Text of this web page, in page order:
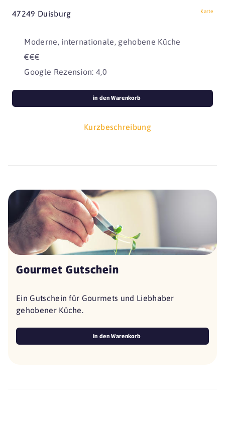
47249 Duisburg Karte
Moderne, internationale, gehobene Küche
€€€
Google Rezension: 4,0
Kurzbeschreibung
in den Warenkorb
Gourmet Gutschein
Ein Gutschein für Gourmets und Liebhaber
gehobener Küche.
In den Warenkorb